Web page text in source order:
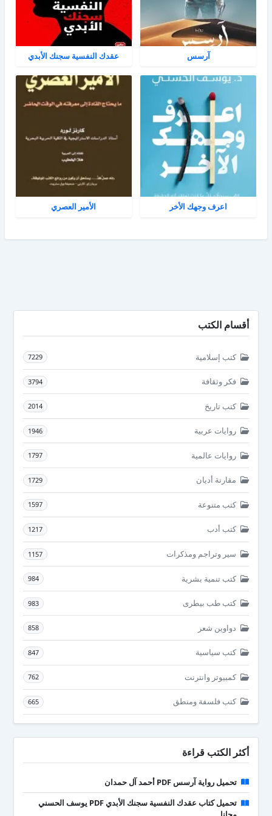
آرسس عقدك النفسية سجنك الأبدي
اعرف وجهك الأخر الأمير العصري
أقسام الكتب
كتب إسلامية 7229
فكر وثقافة 3794
كتب تاريخ 2014
روايات عربية 1946
روايات عالمية 1797
مقارنة أديان 1729
كتب متنوعة 1597
كتب أدب 1217
سير وتراجم ومذكرات 1157
كتب تنمية بشرية 984
كتب طب بيطرى 983
دواوين شعر 858
كتب سياسية 847
كمبيوتر وانترنت 762
كتب فلسفة ومنطق 665
أكثر الكتب قراءة
تحميل رواية آرسس PDF أحمد آل حمدان
تحميل كتاب عقدك النفسية سجنك الأبدي PDF يوسف الحسني